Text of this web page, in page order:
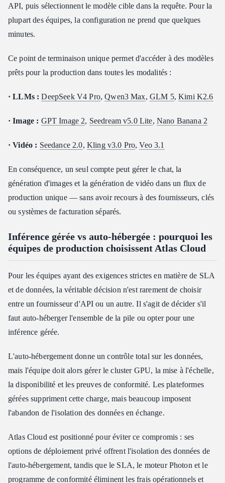
API, puis sélectionnent le modèle cible dans la requête. Pour la
plupart des équipes, la configuration ne prend que quelques
minutes.
Ce point de terminaison unique permet d'accéder à des modèles
prêts pour la production dans toutes les modalités :
· LLMs : DeepSeek V4 Pro,Qwen3 Max, GLM 5,Kimi K2.6
· Image : GPT Image 2, Seedream v5.0 Lite, Nano Banana 2
· Vidéo : Seedance 2.0, Kling v3.0 Pro,Veo 3.1
En conséquence, un seul compte peut gérer le chat, la
génération d'images et la génération de vidéo dans un flux de
production unique — sans avoir recours à des fournisseurs, clés
ou systèmes de facturation séparés.
Inférence gérée vs auto-hébergée : pourquoi les
équipes de production choisissent Atlas Cloud
Pour les équipes ayant des exigences strictes en matière de SLA
et de données, la véritable décision n'est rarement de choisir
entre un fournisseur d'API ou un autre. Il s'agit de décider s'il
faut auto-héberger l'ensemble de la pile ou opter pour une
inférence gérée.
L'auto-hébergement donne un contrôle total sur les données,
mais l'équipe doit alors gérer le cluster GPU, la mise à l'échelle,
la disponibilité et les preuves de conformité. Les plateformes
gérées suppriment cette charge, mais beaucoup imposent
l'abandon de l'isolation des données en échange.
Atlas Cloud est positionné pour éviter ce compromis : ses
options de déploiement privé offrent l'isolation des données de
l'auto-hébergement, tandis que le SLA, le moteur Photon et le
programme de conformité éliminent les frais opérationnels et